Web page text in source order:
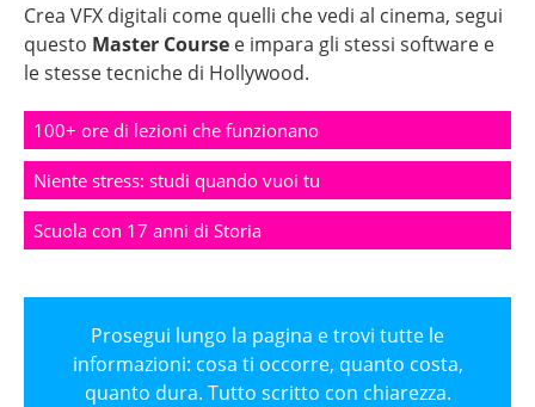
Crea VFX digitali come quelli che vedi al cinema, segui
questo Master Course e impara gli stessi software e
le stesse tecniche di Hollywood.
100+ ore di lezioni che funzionano
Niente stress: studi quando vuoi tu
Scuola con 17 anni di Storia
Prosegui lungo la pagina e trovi tutte le
informazioni: cosa ti occorre, quanto costa,
quanto dura. Tutto scritto con chiarezza.